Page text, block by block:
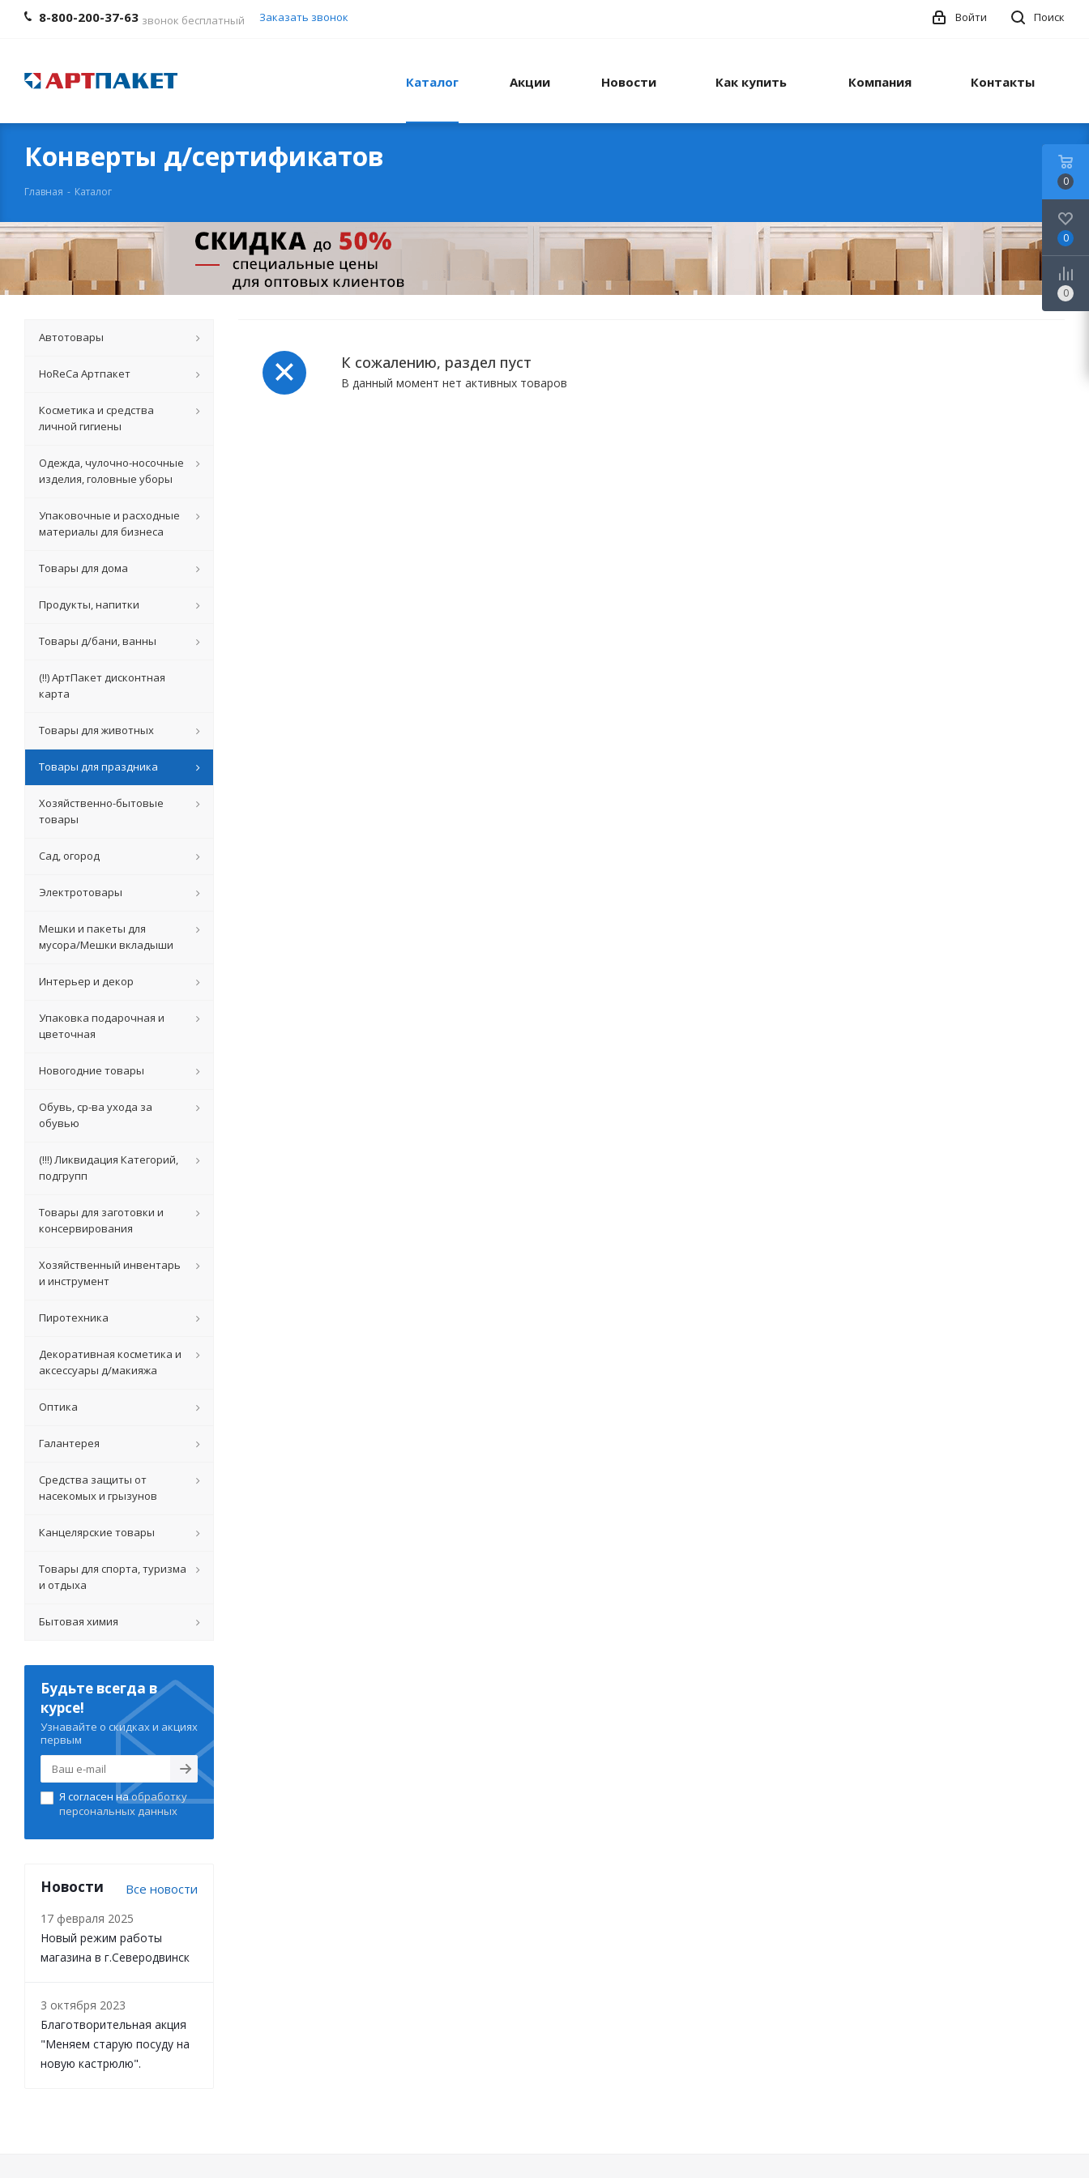
8-800-200-37-63 звонок бесплатный Заказать звонок Поиск
Войти
Каталог Акции Новости Как купить Компания Контакты
Конверты д/сертификатов
Главная - Каталог
К сожалению, раздел пуст
В данный момент нет активных товаров
Автотовары
HoReCa Артпакет
Косметика и средства
личной гигиены
Одежда, чулочно-носочные
изделия, головные уборы
Упаковочные и расходные
материалы для бизнеса
Товары для дома
Продукты, напитки
Товары д/бани, ванны
(!!) АртПакет дисконтная
карта
Товары для животных
Товары для праздника
Хозяйственно-бытовые
товары
Сад, огород
Электротовары
Мешки и пакеты для
мусора/Мешки вкладыши
Интерьер и декор
Упаковка подарочная и
цветочная
Новогодние товары
Обувь, ср-ва ухода за
обувью
(!!!) Ликвидация Категорий,
подгрупп
Товары для заготовки и
консервирования
Хозяйственный инвентарь
и инструмент
Пиротехника
Декоративная косметика и
аксессуары д/макияжа
Оптика
Галантерея
Средства защиты от
насекомых и грызунов
Канцелярские товары
Товары для спорта, туризма
и отдыха
Бытовая химия
Будьте всегда в
курсе!
Узнавайте о скидках и акциях
первым
Я согласен наобработку
персональных данных
Новости Все новости
17 февраля 2025
Новый режим работы
магазина в г.Северодвинск
3 октября 2023
Благотворительная акция
"Меняем старую посуду на
новую кастрюлю".
0
0
0